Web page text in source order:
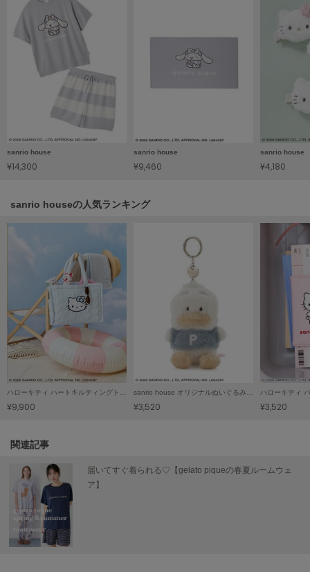
SALOMON
サロモン
sanrio house
サンリオハウス
SESAME STREET MARKET
セサミストリートマーケット
SHAKA
スニーカーズ バイ エミ
スナイデル
SNIDEL HOME
スナイデル ホーム
SOFER
ソフェル
SOMEWHERE BUTTER.
サムウェアバター
Stylevoice for xxx
スタイルヴォイスフォー
SUICOKE
スイコック
SUPERGA
sanrio house
¥14,300
sanrio house
¥9,460
sanrio house
¥4,180
sanrio houseの人気ランキング
¥9,900 ¥3,520
ハローキティ
¥3,520
関連記事
届いてすぐ着られる♡【gelato piqueの春夏ルームウェ
ア】